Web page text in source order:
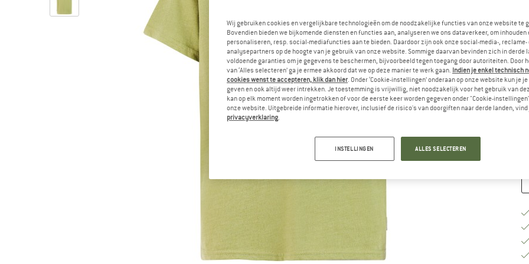
Wij gebruiken cookies en vergelijkbare technologieën om de noodzakelijke functies van onze website te
Bovendien bieden we bijkomende diensten en functies aan, analyseren we ons dataverkeer, om inhouden
personaliseren, resp. social-mediafuncties aan te bieden. Daardoor zijn ook onze social-media-, reclame-
analysepartners op de hoogte van je gebruik van onze website. Sommige daarvan bevinden zich in derde
voldoende garanties om je gegevens te beschermen, bijvoorbeeld tegen toegang door autoriteiten. Door
van ‘Alles selecteren’ ga je ermee akkoord dat we op deze manier te werk gaan. Indien je enkel technisch
cookies wenst te accepteren, klik dan hier . Onder ‘Cookie-instellingen’ onderaan op onze website kun je
geven en ook altijd weer intrekken. Je toestemming is vrijwillig, niet noodzakelijk voor het gebruik van
kan op elk moment worden ingetrokken of voor de eerste keer worden gegeven onder "Cookie-
onze website. Uitgebreide informatie hierover, inclusief de risico's van doorgiften naar derde landen, vind
privacyverklaring
INSTELLINGEN ALLES SELECTEREN